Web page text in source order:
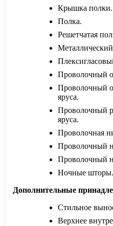
Крышка полки.
Полка.
Решетчатая
Проволочный
Проволочный
яруса.
Проволочный
яруса.
Проволочная
Проволочный
Проволочный
Ночные шторы.
Дополнительные
Стильное
Верхнее